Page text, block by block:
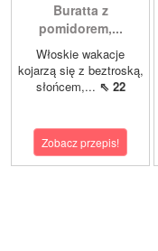
Buratta z
pomidorem,...
Włoskie wakacje
kojarzą się z beztroską,
słońcem,... ⇖ 22
Zobacz przepis!